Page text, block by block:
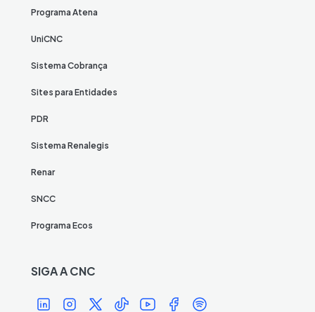
Programa Atena
UniCNC
Sistema Cobrança
Sites para Entidades
PDR
Sistema Renalegis
Renar
SNCC
Programa Ecos
SIGA A CNC
Í Í Í Í Í Í Í